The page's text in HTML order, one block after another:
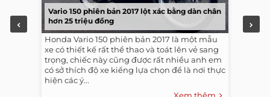
Vario 150 phiên bản 2017 lột xác bằng dàn chân
hơn 25 triệu đồng
Honda Vario 150 phiên bản 2017 là một mẫu
xe có thiết kế rất thể thao và toát lên vẻ sang
trọng, chiếc này cũng được rất nhiều anh em
có sở thích độ xe kiểng lựa chọn để là nơi thực
hiện các ý...
Xem thêm